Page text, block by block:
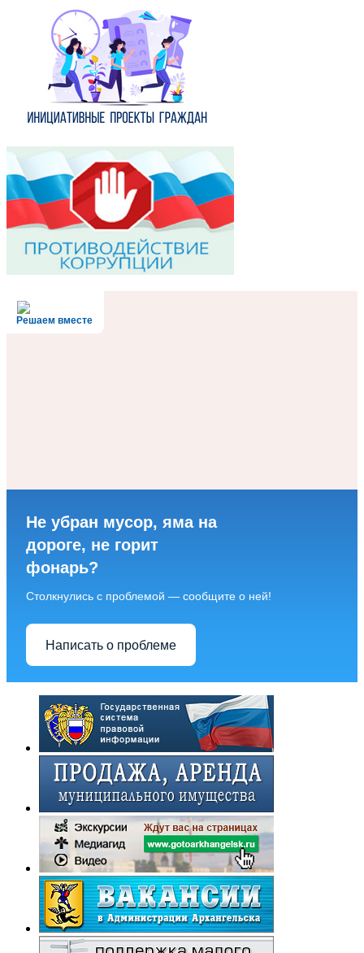
Решаем вместе
Не убран мусор, яма на
дороге, не горит
фонарь?
Столкнулись с проблемой — сообщите о ней!
Написать о проблеме